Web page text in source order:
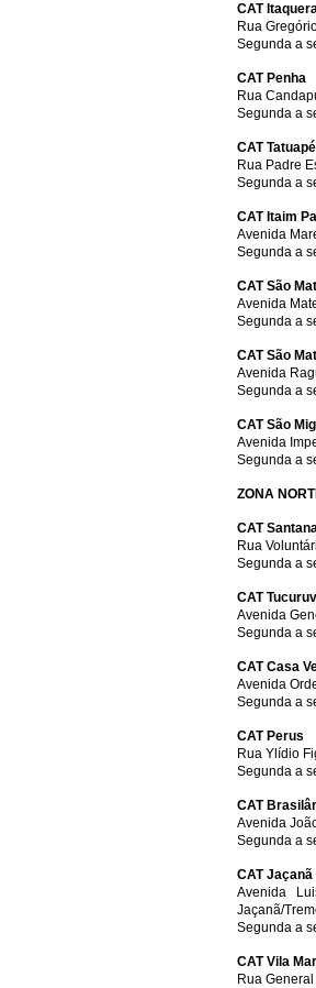
CAT
Rua
Segunda a
CAT Penha
Rua
Segunda a
CAT Tatuapé
Rua Padre
Segunda a
CAT Itaim
Avenida
Segunda a
CAT São
Avenida
Segunda a
CAT São
Avenida
Segunda a
CAT São
Avenida
Segunda a
ZONA
CAT
Rua
Segunda a
CAT
Avenida
Segunda a
CAT Casa
Avenida
Segunda a
CAT Perus
Rua Ylídio
Segunda a
CAT
Avenida
Segunda a
CAT Jaçanã
Avenida
Jaçanã/
Segunda a
CAT Vila
Rua